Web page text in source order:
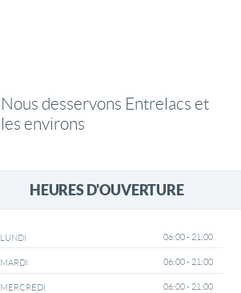
Nous desservons Entrelacs et
les environs
HEURES D'OUVERTURE
LUNDI 06:00 - 21:00
MARDI 06:00 - 21:00
MERCREDI 06:00 - 21:00